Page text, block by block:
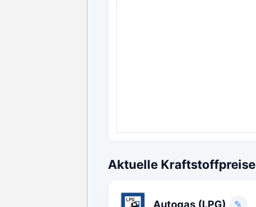
Aktuelle Kraftstoffpreise
Autogas (LPG) ✎